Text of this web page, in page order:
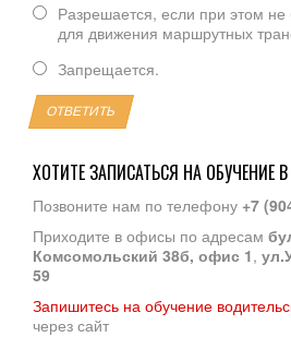
Разрешается, если при этом
для движения маршрутных
Запрещается.
ОТВЕТИТЬ
ХОТИТЕ ЗАПИСАТЬСЯ НА ОБУЧЕНИЕ
Позвоните нам по телефону +7
Приходите в офисы по адресам
Комсомольский 38б, офис 1,
59
Запишитесь на обучение
через сайт